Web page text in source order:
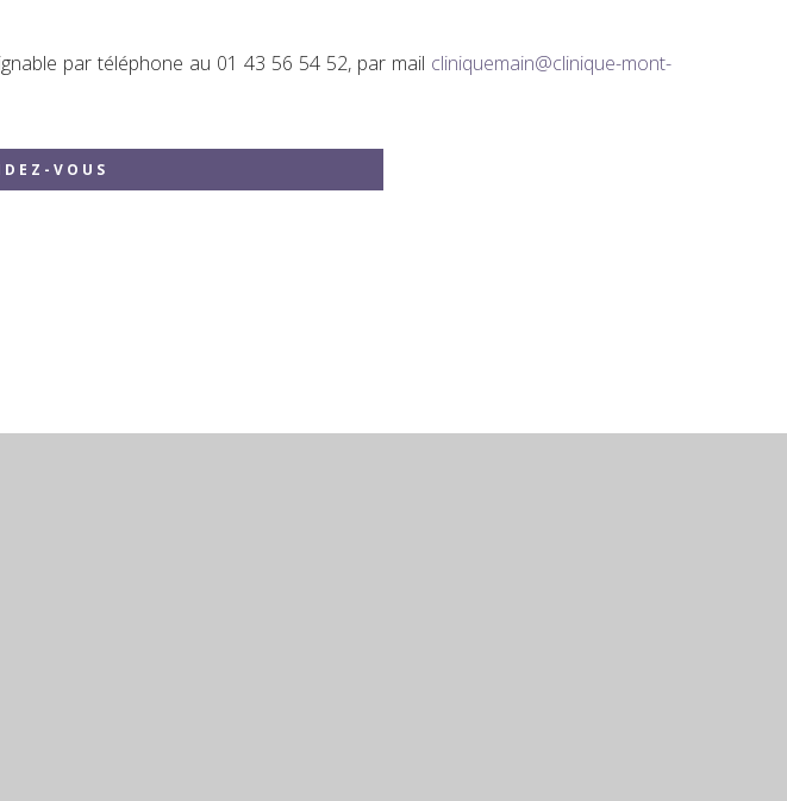
par téléphone au 01 43 56 54 52, par mail cliniquemain@clinique-mont-
VOUS